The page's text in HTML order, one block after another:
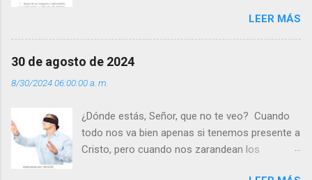
super hombre? - ¿Superas tu fragilidad con la
gracia de Dios? Julián Escobar. | Lecturas del
Día (+ Leer ). | Evangelio y Meditación (+ Leer ) |
LEER MÁS
30 de agosto de 2024
8/30/2024 06:00:00 a. m.
¿Dónde estás, Señor, que no te veo? Cuando
todo nos va bien apenas si tenemos presente a
Cristo, pero cuando nos zarandean los